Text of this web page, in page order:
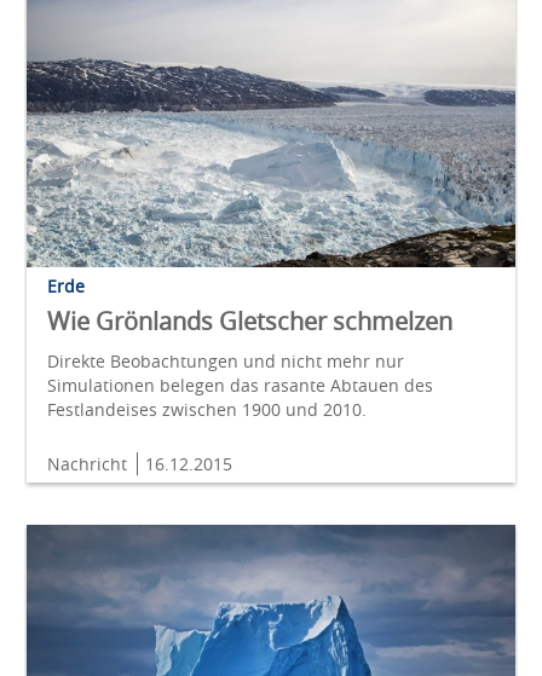
Erde
Wie Grönlands Gletscher schmelzen
Direkte Beobachtungen und nicht mehr nur
Simulationen belegen das rasante Abtauen des
Festlandeises zwischen 1900 und 2010.
Nachricht 16.12.2015